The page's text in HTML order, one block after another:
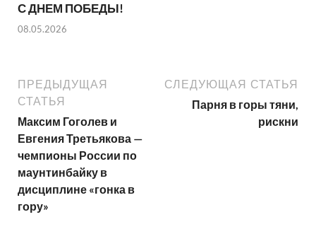
С ДНЕМ ПОБЕДЫ!
08.05.2026
ПРЕДЫДУЩАЯ
СТАТЬЯ
Максим Гоголев и
Евгения Третьякова —
чемпионы России по
маунтинбайку в
дисциплине «гонка в
гору»
СЛЕДУЮЩАЯ СТАТЬЯ
Парня в горы тяни,
рискни